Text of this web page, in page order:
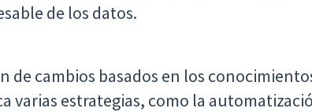
de los datos.
de cambios basados en los
varias estrategias, como la